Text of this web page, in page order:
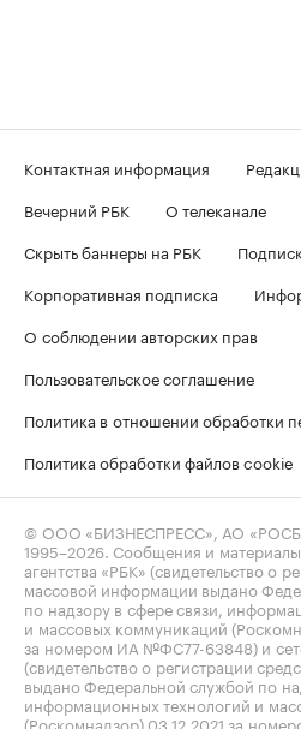
Контактная информация
Вечерний РБК
О телеканале
Скрыть баннеры на РБК
Корпоративная подписка
О соблюдении авторских прав
Пользовательское соглашение
Политика в отношении обработки
Политика обработки файлов cookie
© ООО «БИЗНЕСПРЕСС», АО
1995–2026 . Сообщения и
агентства «РБК» (свидетельство о
массовой информации выдано
по надзору в сфере связи,
и массовых коммуникаций
за номером ИА №ФС77-63848) и
(свидетельство о регистрации
выдано Федеральной службой по
информационных технологий и
(Роскомнадзор) 03.12.2021 за